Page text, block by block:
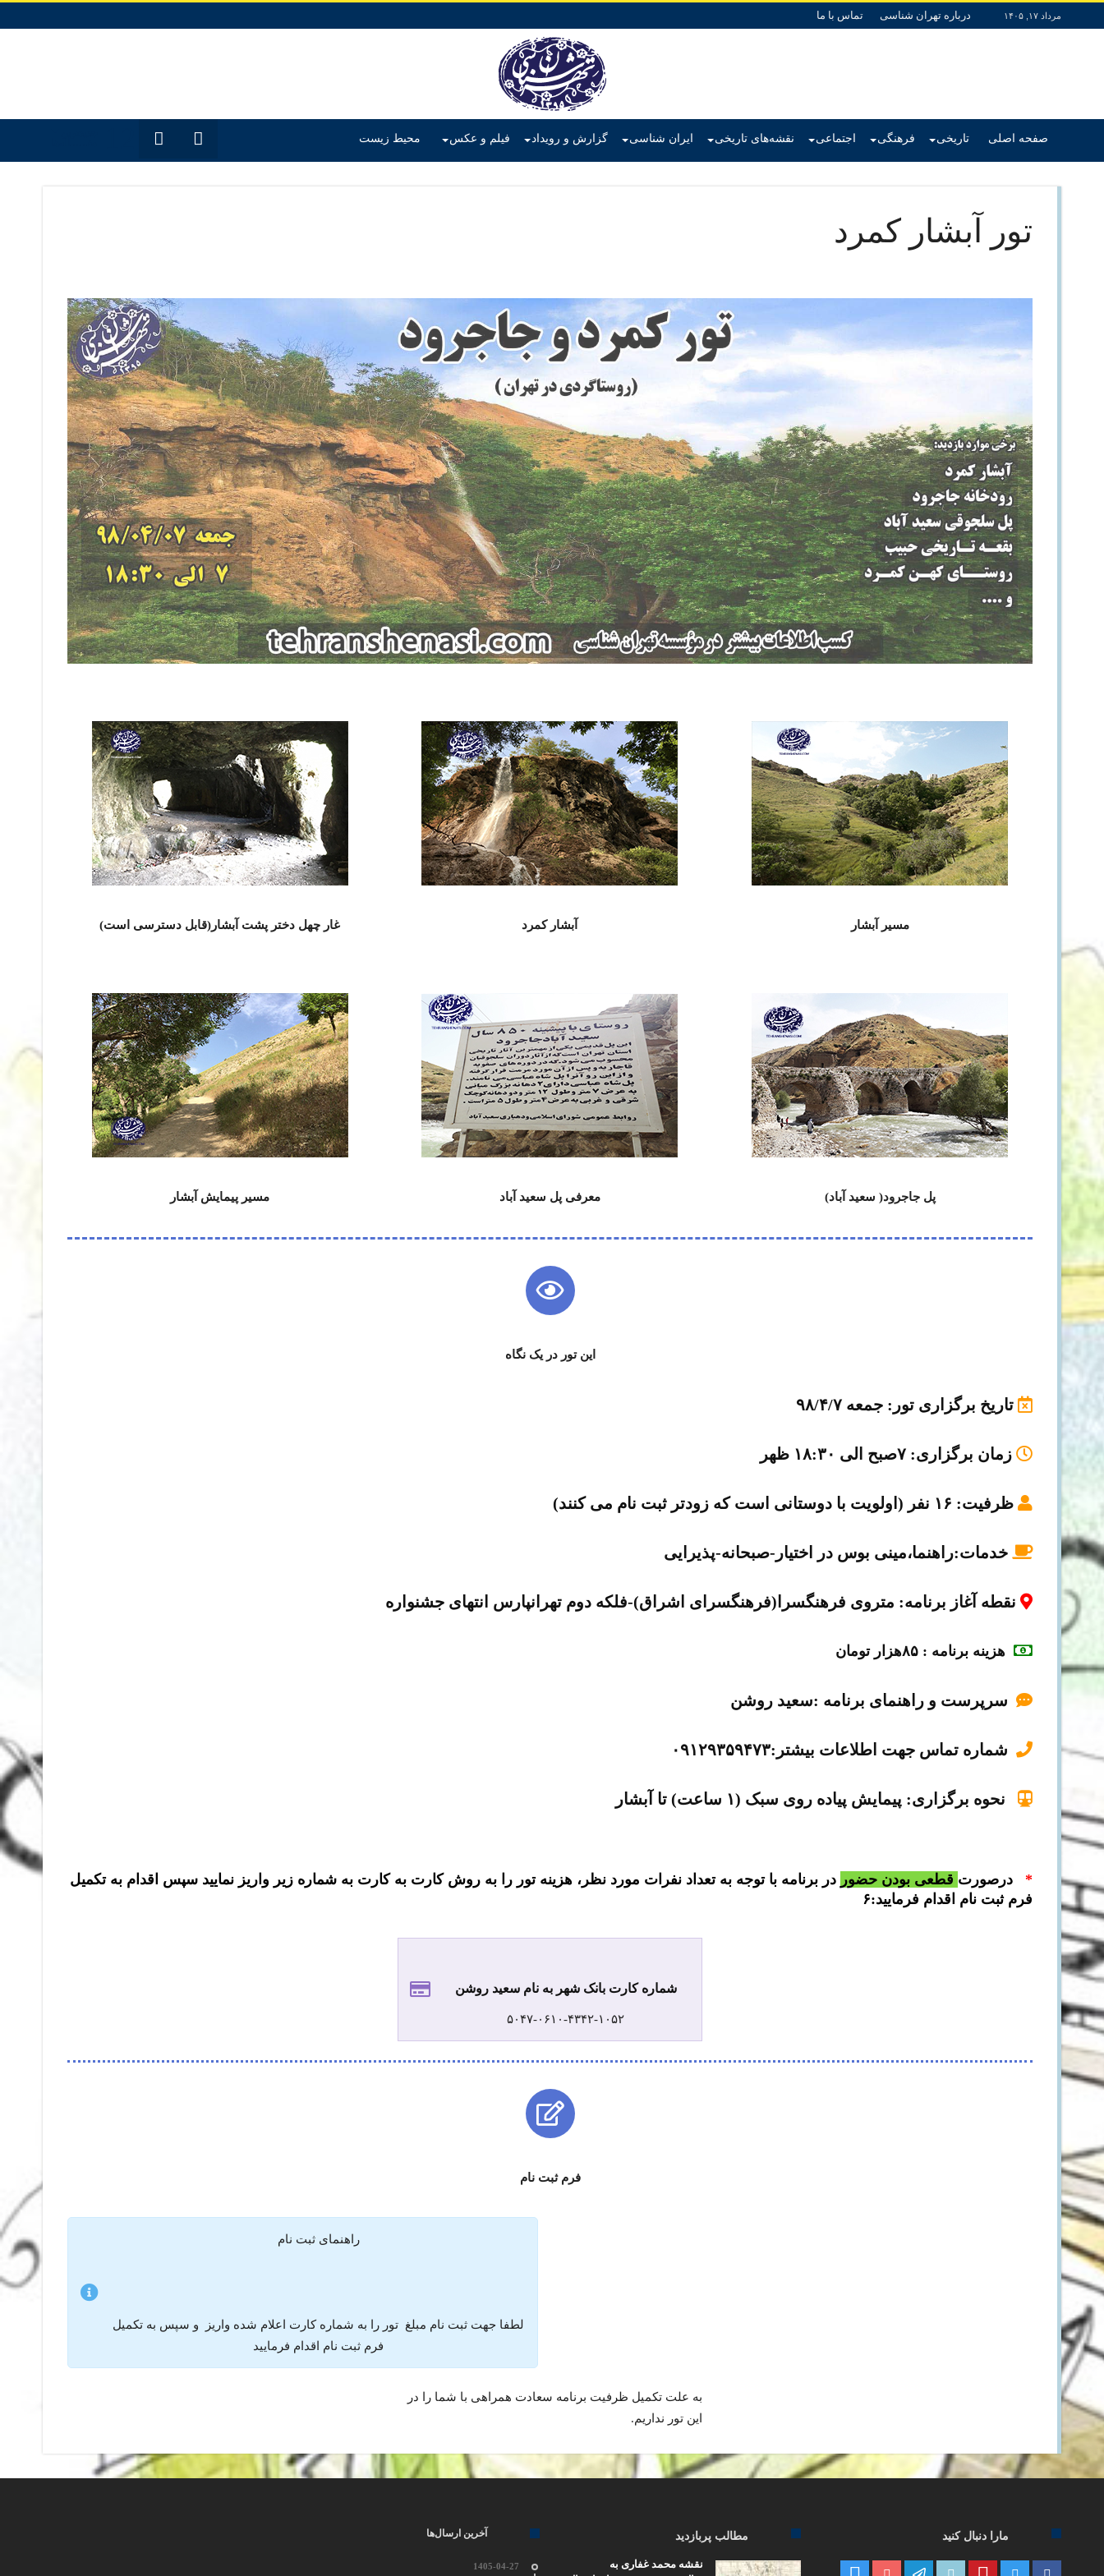
مرداد ۱۷, ۱۴۰۵ درباره تهران شناسی تماس با ما
صفحه اصلی تاریخی فرهنگی اجتماعی نقشه‌های تاریخی ایران شناسی گزارش و رویداد فیلم و عکس محیط زیست
تور آبشار کمرد
غار چهل دختر پشت آبشار(قابل دسترسی است) آبشار کمرد مسیر آبشار
مسیر پیمایش آبشار معرفی پل سعید آباد پل جاجرود( سعید آباد)
این تور در یک نگاه
تاریخ برگزاری تور : جمعه ۹۸/۴/۷
زمان برگزاری: ۷صبح الی ۱۸:۳۰ ظهر
ظرفیت: ۱۶ نفر (اولویت با دوستانی است که زودتر ثبت نام می کنند)
خدمات:راهنما،مینی بوس در اختیار-صبحانه-پذیرایی
نقطه آغاز برنامه: متروی فرهنگسرا(فرهنگسرای اشراق)-فلکه دوم تهرانپارس انتهای جشنواره
هزینه برنامه : ۸۵هزار تومان
سرپرست و راهنمای برنامه :سعید روشن
شماره تماس جهت اطلاعات بیشتر:۰۹۱۲۹۳۵۹۴۷۳
نحوه برگزاری: پیمایش پیاده روی سبک (۱ ساعت) تا آبشار
* درصورت قطعی بودن حضور در برنامه با توجه به تعداد نفرات مورد نظر، هزینه تور را به روش کارت به کارت به شماره زیر واریز نمایید سپس اقدام به تکمیل
فرم ثبت نام اقدام فرمایید:۶
شماره کارت بانک شهر به نام سعید روشن
۵۰۴۷-۰۶۱۰-۴۳۴۲-۱۰۵۲
فرم ثبت نام
راهنمای ثبت نام
لطفا جهت ثبت نام مبلغ تور را به شماره کارت اعلام شده واریز و سپس به تکمیل
فرم ثبت نام اقدام فرمایید
به علت تکمیل ظرفیت برنامه سعادت همراهی با شما را در
این تور نداریم.
مارا دنبال کنید مطالب پربازدید
نقشه محمد غفاری به
آخرین ارسال‌ها
1405-04-27